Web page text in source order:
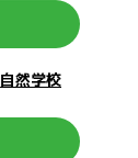
自然学校